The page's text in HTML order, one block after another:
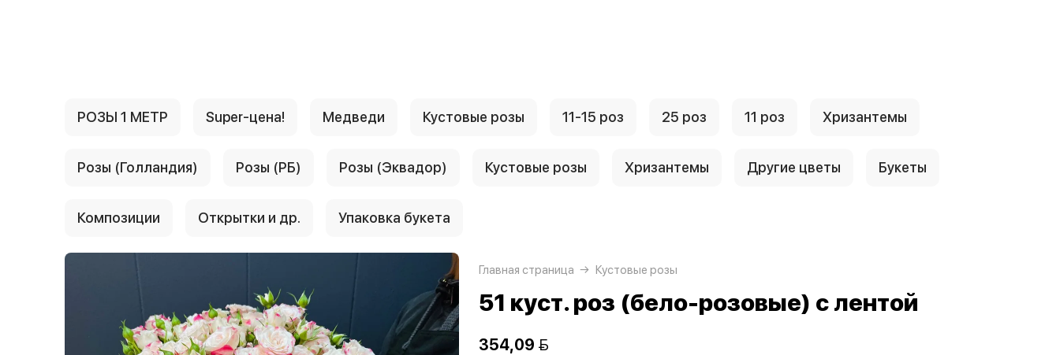
РОЗЫ 1 МЕТР Super-цена! Медведи Кустовые розы 11-15 роз 25 роз 11 роз Хризантемы
Розы (Голландия) Розы (РБ) Розы (Эквадор) Кустовые розы Хризантемы Другие цветы Букеты
Композиции Открытки и др. Упаковка букета
Главная страница Кустовые розы
51 куст. роз (бело-розовые) с лентой
354,09 